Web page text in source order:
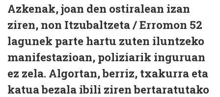
Azkenak, joan den ostiralean izan
ziren, non Itzubaltzeta / Erromon 52
lagunek parte hartu zuten iluntzeko
manifestazioan, poliziarik inguruan
ez zela. Algortan, berriz, txakurra eta
katua bezala ibili ziren bertaratutako